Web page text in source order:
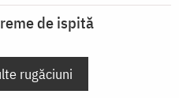
de ispită
rugăciuni